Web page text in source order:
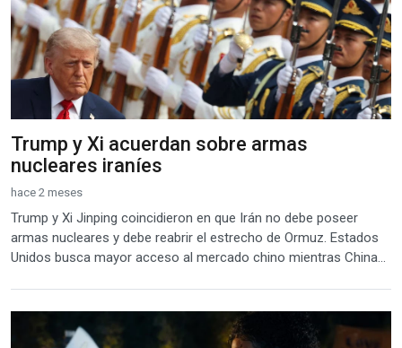
Trump y Xi acuerdan sobre armas
nucleares iraníes
hace 2 meses
Trump y Xi Jinping coincidieron en que Irán no debe poseer
armas nucleares y debe reabrir el estrecho de Ormuz. Estados
Unidos busca mayor acceso al mercado chino mientras China...